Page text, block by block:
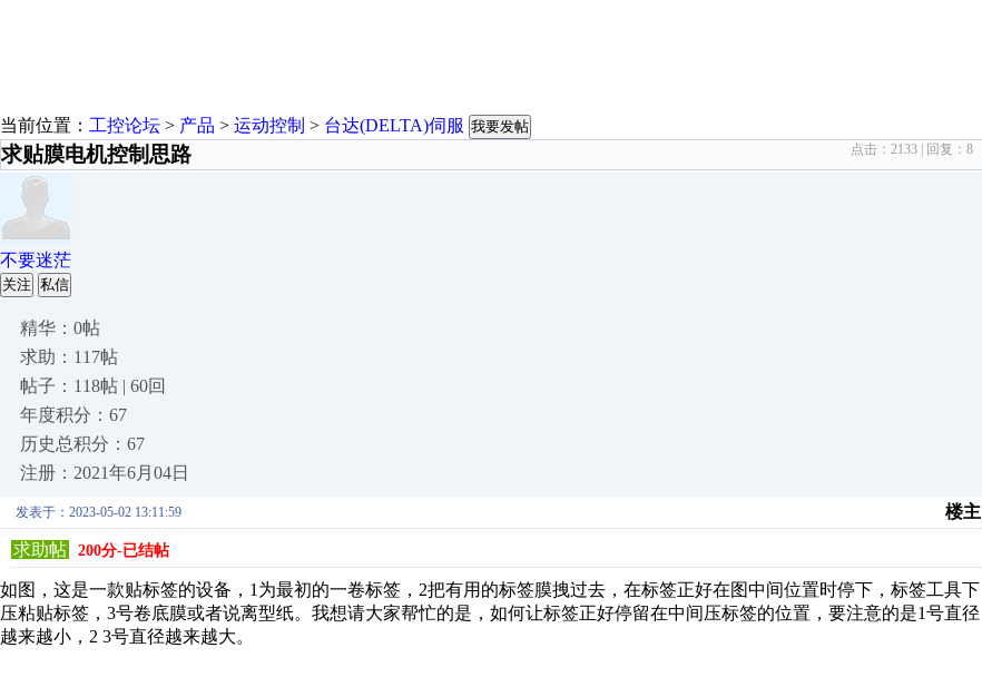
当前位置： 工控论坛 > 产品 > 运动控制 > 台达(DELTA)伺服 我要发帖
求贴膜电机控制思路 点击： 2133 | 回复： 8
不要迷茫
关注 私信
精华：0帖
求助：117帖
帖子：118帖 | 60回
年度积分：67
历史总积分：67
注册：2021年6月04日
发表于：2023-05-02 13:11:59
楼主
求助帖
200分-已结帖
如图，这是一款贴标签的设备，1为最初的一卷标签，2把有用的标签膜拽过去，在标签正好在图中间位置时停下，标签工具下
压粘贴标签，3号卷底膜或者说离型纸。我想请大家帮忙的是，如何让标签正好停留在中间压标签的位置，要注意的是1号直径
越来越小，2 3号直径越来越大。